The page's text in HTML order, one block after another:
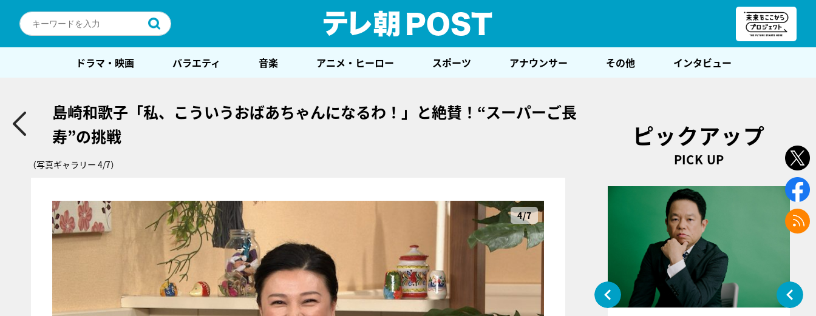
ドラマ・映画 バラエティ 音楽 アニメ・ヒーロー スポーツ アナウンサー その他 インタビュー
島崎和歌子「私、こういうおばあちゃんになるわ！」と絶賛！“スーパーご長
寿”の挑戦
（写真ギャラリー 4/7）
4/7
ピックアップ
PICK UP